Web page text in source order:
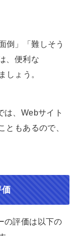
倒」「難しそう
、便利な
しょう。
は、Webサイト
ともあるので、
価
の評価は以下の